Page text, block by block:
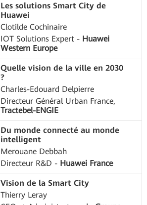
Les solutions Smart City de
Huawei
Clotilde Cochinaire
IOT Solutions Expert - Huawei
Western Europe
Quelle vision de la ville en 2030
?
Charles-Edouard Delpierre
Directeur Général Urban France,
Tractebel-ENGIE
Du monde connecté au monde
intelligent
Merouane Debbah
Directeur R&D - Huawei France
Vision de la Smart City
Thierry Leray